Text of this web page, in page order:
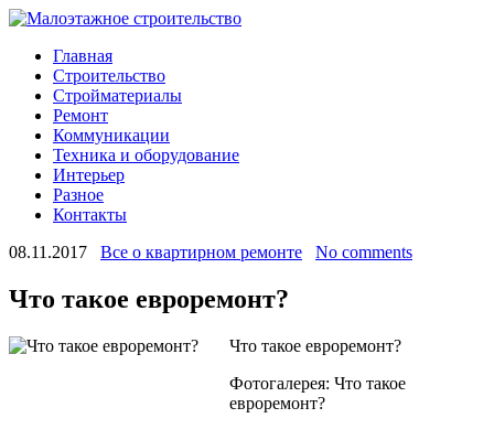
Главная
Строительство
Стройматериалы
Ремонт
Коммуникации
Техника и оборудование
Интерьер
Разное
Контакты
08.11.2017
Все о квартирном ремонте No comments
Что такое евроремонт?
Что такое евроремонт?
Фотогалерея: Что такое
евроремонт?